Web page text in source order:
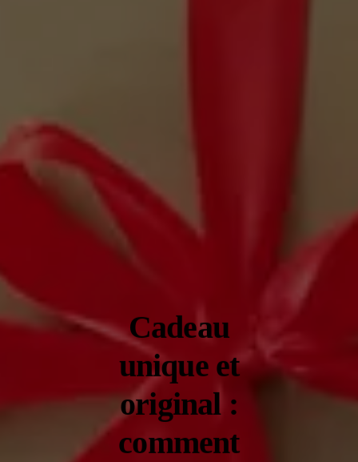
Cadeau
unique et
original :
comment